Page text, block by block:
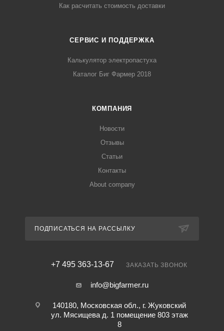
Как расчитать стоимость доставки
СЕРВИС И ПОДДЕРЖКА
Калькулятор электропастуха
Каталог Биг Фармер 2018
КОМПАНИЯ
Новости
Отзывы
Статьи
Контакты
About company
ПОДПИСАТЬСЯ НА РАССЫЛКУ
+7 495 363-13-67 ЗАКАЗАТЬ ЗВОНОК
info@bigfarmer.ru
140180, Московская обл., г. Жуковский
ул. Мясищева д. 1 помещение 803 этаж
8